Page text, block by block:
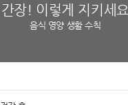
간장! 이렇게 지키세요
음식 영양 생활 수칙